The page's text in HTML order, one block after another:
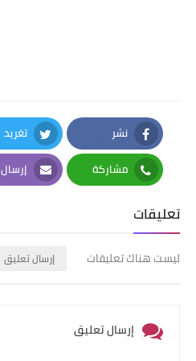
نشر
Facebook
تغريد
Twitter
مشاركة
Whatsapp
إرسال
Email
تعليقات
ليست هناك تعليقات إرسال تعليق
إرسال تعليق